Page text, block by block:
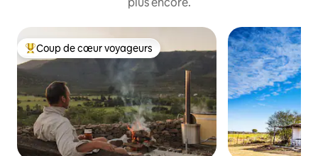
Coups de cœur voyageurs les plus appréciés
Coup de cœur voyageurs